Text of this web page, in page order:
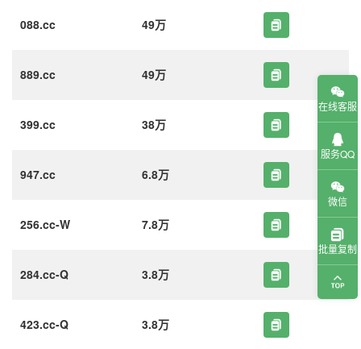
088.cc 49万
889.cc 49万
399.cc 38万
947.cc 6.8万
256.cc-W 7.8万
284.cc-Q 3.8万
423.cc-Q 3.8万
在线客服
服务QQ
微信
批量复制